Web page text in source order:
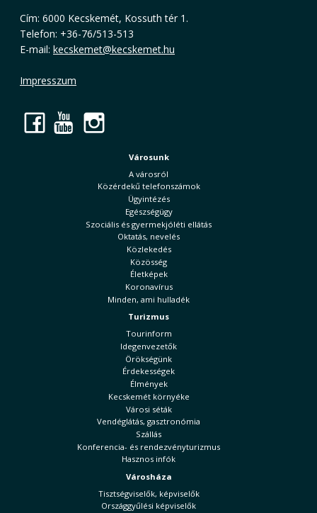
Cím: 6000 Kecskemét, Kossuth tér 1.
Telefon: +36-76/513-513
E-mail: kecskemet@kecskemet.hu
Impresszum
Facebook
YouTube
Városunk
A városról
Közérdekű telefonszámok
Ügyintézés
Egészségügy
Szociális és gyermekjóléti ellátás
Oktatás, nevelés
Közlekedés
Közösség
Életképek
Koronavírus
Minden, ami hulladék
Turizmus
Tourinform
Idegenvezetők
Örökségünk
Érdekességek
Élmények
Kecskemét környéke
Városi séták
Vendéglátás, gasztronómia
Szállás
Konferencia- és rendezvényturizmus
Hasznos infók
Városháza
Tisztségviselők, képviselők
Országgyűlési képviselők